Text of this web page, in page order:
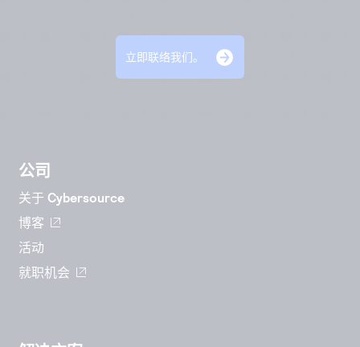
立即联络我们。
公司
关于 Cybersource
博客
活动
就职机会